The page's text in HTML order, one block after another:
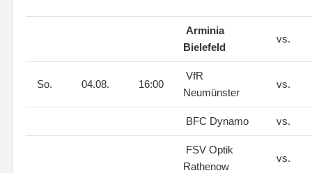
Arminia
Bielefeld
vs.
So. 04.08. 16:00
VfR
Neumünster
vs.
BFC Dynamo vs.
FSV Optik
Rathenow
vs.